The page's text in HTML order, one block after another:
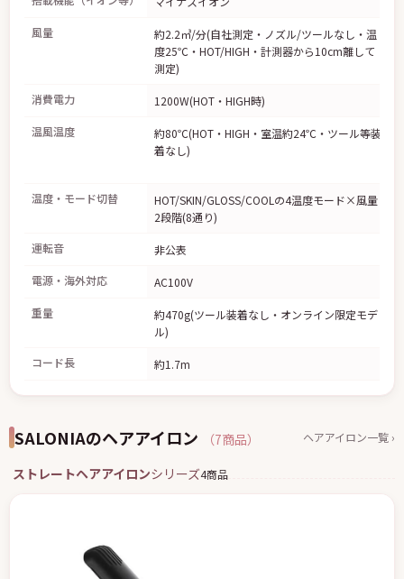
風量
約2.2㎥/分(自社測定・ノズル/ツールなし・温
度25℃・HOT/HIGH・計測器から10cm離して
測定)
消費電力 1200W(HOT・HIGH時)
温風温度
約80℃(HOT・HIGH・室温約24℃・ツール等装
着なし)
温度・モード切替
HOT/SKIN/GLOSS/COOLの4温度モード×風量
2段階(8通り)
運転音 非公表
電源・海外対応
AC100V
重量
約470g(ツール装着なし・オンライン限定モデ
ル)
コード長
約1.7m
SALONIAのヘアアイロン （7商品） ヘアアイロン一覧 ›
ストレートヘアアイロンシリーズ4商品